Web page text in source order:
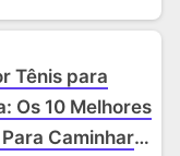
Tênis para
Os 10 Melhores
Caminhar